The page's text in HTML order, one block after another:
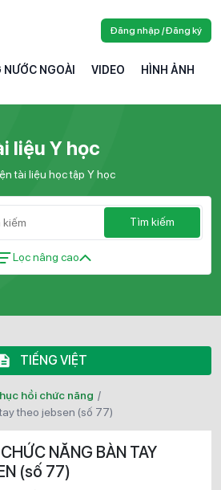
NƯỚC NGOÀI VIDEO HÌNH ẢNH
Đăng nhập / Đăng ký
liệu Y học
tài liệu học tập Y học
Tìm kiếm
Lọc nâng cao
TIẾNG VIỆT
hồi chức năng /
theo jebsen (số 77)
NĂNG BÀN TAY
(số 77)